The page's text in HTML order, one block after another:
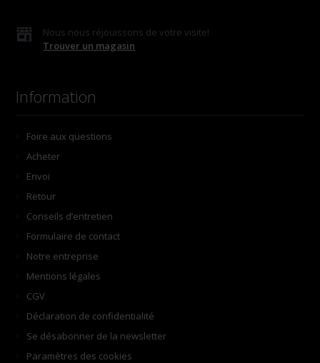
Nous nous réjouissons de votre visite!
Trouver un magasin
Information
Foire aux questions
Acheter
Envoi
Retour
Conseils d’entretien
Formulaire de contact
Notre entreprise
Mentions légales
CGV
Déclaration de confidentialité
Se désabonner de la newsletter
Paramètres des cookies